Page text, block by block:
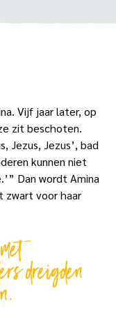
Vijf jaar later, op
zit beschoten.
Jezus, Jezus’, bad
kunnen niet
Dan wordt Amina
zwart voor haar
dreigden